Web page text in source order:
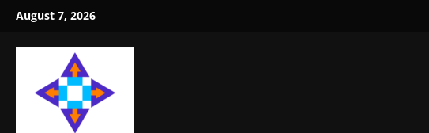
Skip
content
August 7, 2026